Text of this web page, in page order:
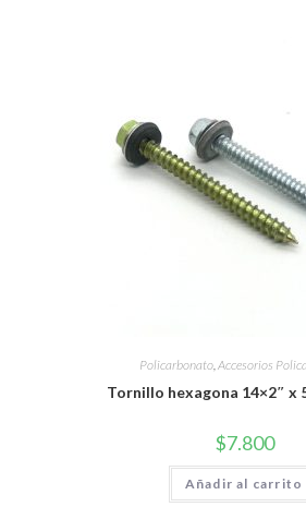
Policarbonato, Accesorios
Tornillo hexagona 14×2″ x
$7.800
Añadir al carrito